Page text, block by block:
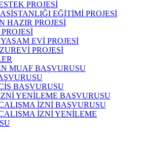
PROJESİ
EĞİTİMİ PROJESİ
HAZIR PROJESİ
EVİ PROJESİ
PROJESİ
MUAF BAŞVURUSU
BAŞVURUSU
YENİLEME BAŞVURUSU
İZNİ BAŞVURUSU
İZNİ YENİLEME